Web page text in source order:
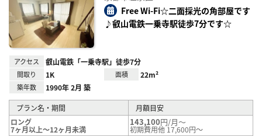
録
Free Wi-Fi☆二面採光の角部屋です
♪叡山電鉄一乗寺駅徒歩7分です☆
アクセス 叡山電鉄「一乗寺駅」徒歩7分
間取り 1K 面積 22m²
築年数 1990年 2月 築
プラン名・期間
月額目安
ロング
7ヶ月以上～12ヶ月未満
143,100円/月～
初期費用他 17,600円～